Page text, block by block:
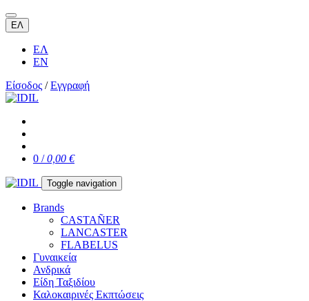
ΕΛ
ΕΛ
EN
Είσοδος /Εγγραφή
0 /0,00 €
Toggle navigation
Brands
CASTAÑER
LANCASTER
FLABELUS
Γυναικεία
Ανδρικά
Είδη Ταξιδίου
Καλοκαιρινές Εκπτώσεις